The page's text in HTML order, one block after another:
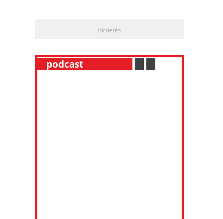
hirdetés
podcast